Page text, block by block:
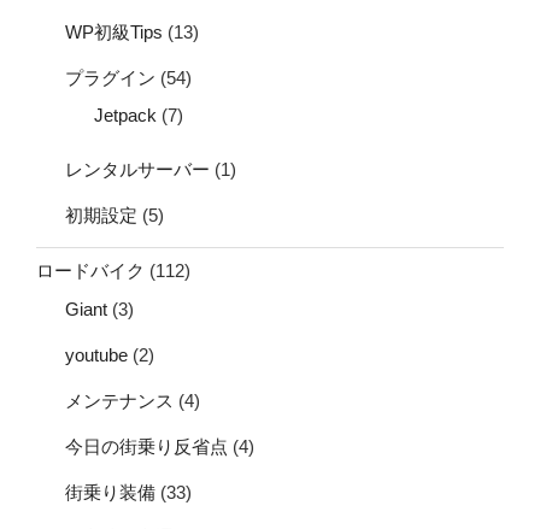
WP初級Tips (13)
プラグイン (54)
Jetpack (7)
レンタルサーバー (1)
初期設定 (5)
ロードバイク (112)
Giant (3)
youtube (2)
メンテナンス (4)
今日の街乗り反省点 (4)
街乗り装備 (33)